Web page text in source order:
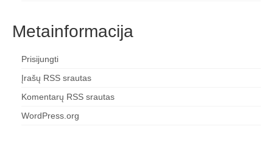
Metainformacija
Prisijungti
Įrašų RSS srautas
Komentarų RSS srautas
WordPress.org